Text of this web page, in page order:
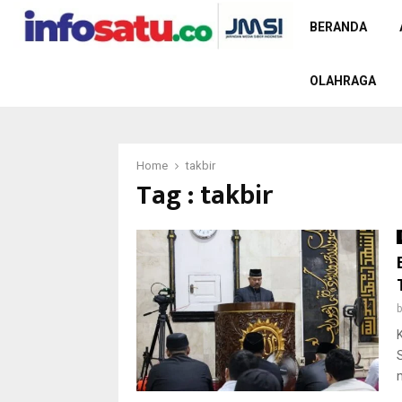
BERANDA
OLAHRAGA
Home takbir
Tag : takbir